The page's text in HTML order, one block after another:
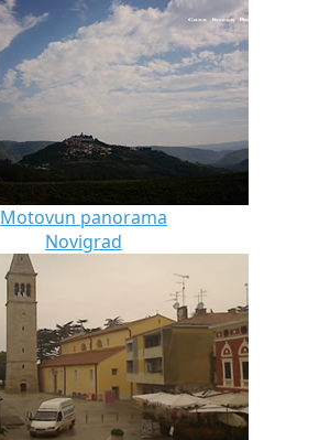
Motovun panorama
Novigrad